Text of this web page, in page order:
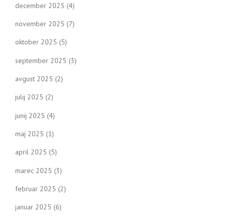
december 2025 (4)
november 2025 (7)
oktober 2025 (5)
september 2025 (3)
avgust 2025 (2)
julij 2025 (2)
junij 2025 (4)
maj 2025 (1)
april 2025 (5)
marec 2025 (3)
februar 2025 (2)
januar 2025 (6)